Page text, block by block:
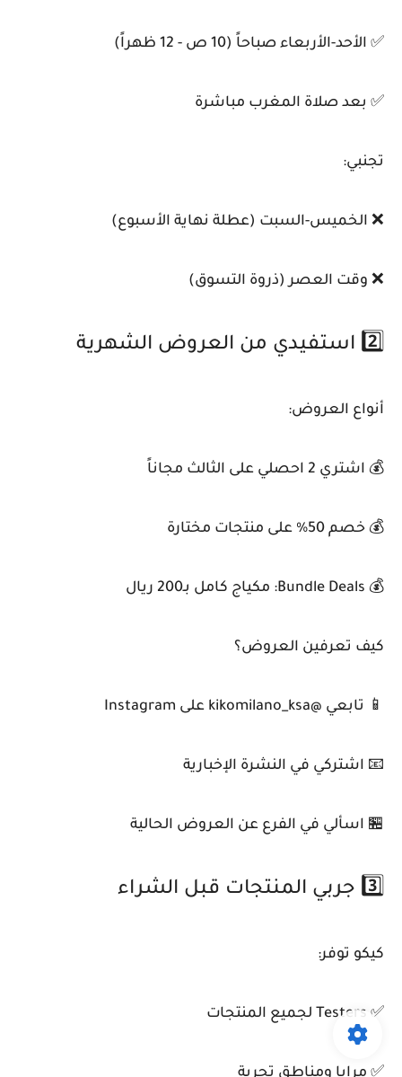
✅ الأحد-الأربعاء صباحاً (10 ص - 12 ظهراً)
✅ بعد صلاة المغرب مباشرة
تجنبي:
❌ الخميس-السبت (عطلة نهاية الأسبوع)
❌ وقت العصر (ذروة التسوق)
2️⃣ استفيدي من العروض الشهرية
أنواع العروض:
💰 اشتري 2 احصلي على الثالث مجاناً
💰 خصم 50% على منتجات مختارة
💰 Bundle Deals: مكياج كامل بـ200 ريال
كيف تعرفين العروض؟
📱 تابعي @kikomilano_ksa على Instagram
📧 اشتركي في النشرة الإخبارية
🏪 اسألي في الفرع عن العروض الحالية
3️⃣ جربي المنتجات قبل الشراء
كيكو توفر:
✅ Testers لجميع المنتجات
✅ مرايا ومناطق تجربة